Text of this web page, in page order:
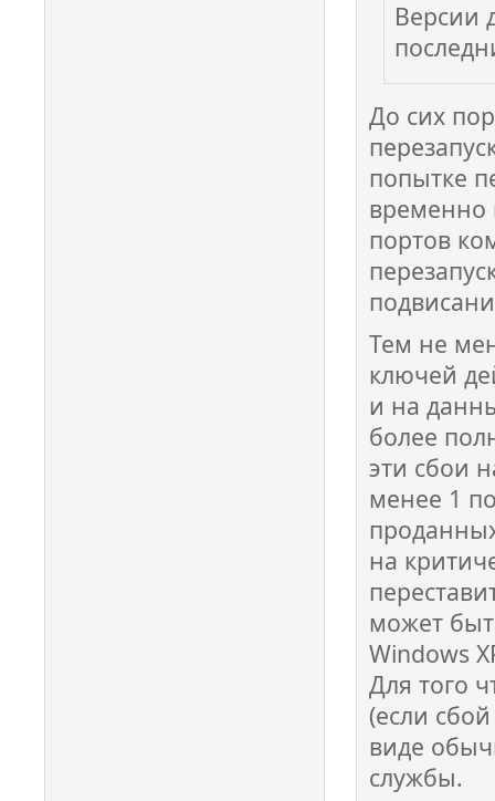
Версии
До сих
попытке
временно
портов
Тем не
ключей
и на
более
эти сбои
менее 1
на
может
Windows
Для того
(если
виде
службы.